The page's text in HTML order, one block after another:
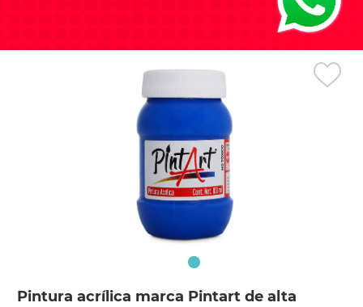
Pintura acrílica marca Pintart de alta